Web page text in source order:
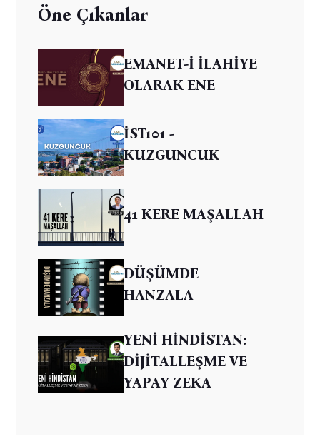
Öne Çıkanlar
EMANET-İ İLAHİYE
OLARAK ENE
İST101 -
KUZGUNCUK
41 KERE MAŞALLAH
DÜŞÜMDE
HANZALA
YENİ HİNDİSTAN:
DİJİTALLEŞME VE
YAPAY ZEKA